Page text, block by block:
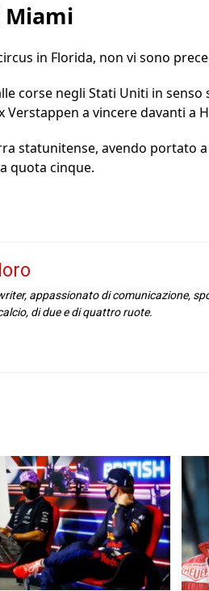
Miami
in Florida, non vi sono
corse negli Stati Uniti in
a vincere davanti a
statunitense, avendo portato
quota cinque.
appassionato di comunicazione,
di due e di quattro ruote.